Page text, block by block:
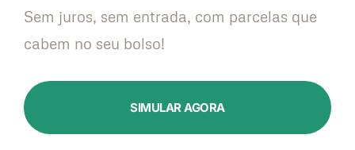
Sem juros, sem entrada, com parcelas que
cabem no seu bolso!
SIMULAR AGORA